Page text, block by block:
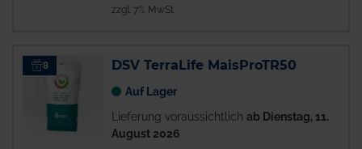
zzgl. 7% MwSt.
8 DSV TerraLife MaisProTR50
Auf Lager
Lieferung voraussichtlich ab Dienstag, 11.
August 2026